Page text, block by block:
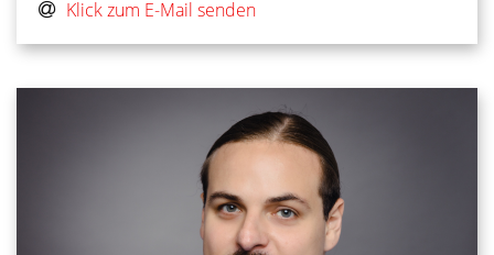
Klick zum E-Mail senden